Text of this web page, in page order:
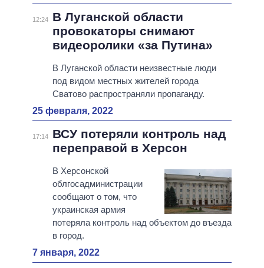
12:24
В Луганской области
провокаторы снимают
видеоролики «за Путина»
В Луганской области неизвестные люди
под видом местных жителей города
Сватово распространяли пропаганду.
25 февраля, 2022
17:14
ВСУ потеряли контроль над
переправой в Херсон
В Херсонской
облгосадминистрации
сообщают о том, что
украинская армия
потеряла контроль над объектом до въезда
в город.
7 января, 2022